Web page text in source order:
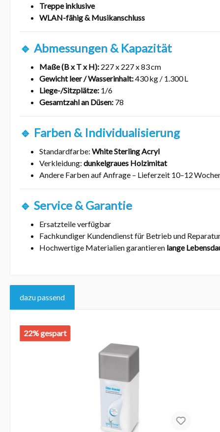
Treppe inklusive
WLAN-fähig & Musikanschluss
🔹 Abmessungen & Kapazität
Maße (B x T x H): 227 x 227 x 83 cm
Gewicht leer / Wasserinhalt:430 kg / 1.300 L
Liege-/Sitzplätze: 1/6
Gesamtzahl an Düsen: 78
🔹 Farben & Individualisierung
Standardfarbe: White Sterling Acryl
Verkleidung: dunkelgraues Holzimitat
Andere Farben auf Anfrage – Lieferzeit 10–12
🔹 Service & Garantie
Ersatzteile verfügbar
Fachkundiger Kundendienst für Betrieb und
Hochwertige Materialien garantieren lange
dazu passend
22% gespart